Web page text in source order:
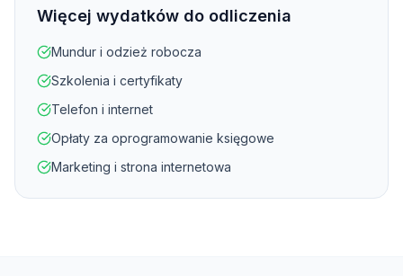
Więcej wydatków do odliczenia
Mundur i odzież robocza
Szkolenia i certyfikaty
Telefon i internet
Opłaty za oprogramowanie księgowe
Marketing i strona internetowa